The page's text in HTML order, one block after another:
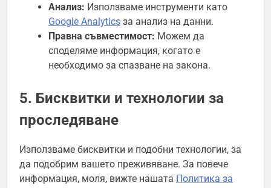
Анализ: Използваме инструменти като
Google Analytics за анализ на данни.
Правна съвместимост: Можем да
споделяме информация, когато е
необходимо за спазване на закона.
5. Бисквитки и технологии за
проследяване
Използваме бисквитки и подобни технологии, за
да подобрим вашето преживяване. За повече
информация, моля, вижте нашата Политика за